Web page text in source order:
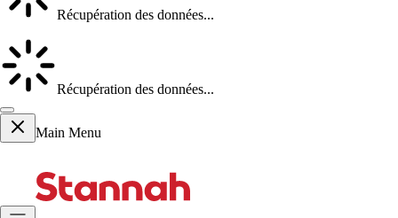
Récupération des données...
Récupération des données...
Main Menu